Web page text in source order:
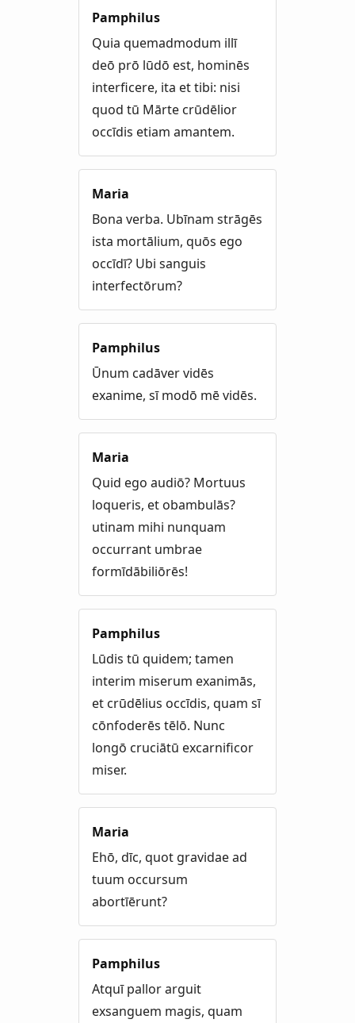
Pamphilus
Quia quemadmodum illī
deō prō lūdō est, hominēs
interficere, ita et tibi: nisi
quod tū Mārte crūdēlior
occīdis etiam amantem.
Maria
Bona verba. Ubīnam strāgēs
ista mortālium, quōs ego
occīdī? Ubi sanguis
interfectōrum?
Pamphilus
Ūnum cadāver vidēs
exanime, sī modō mē vidēs.
Maria
Quid ego audiō? Mortuus
loqueris, et obambulās?
utinam mihi nunquam
occurrant umbrae
formīdābiliōrēs!
Pamphilus
Lūdis tū quidem; tamen
interim miserum exanimās,
et crūdēlius occīdis, quam sī
cōnfoderēs tēlō. Nunc
longō cruciātū excarnificor
miser.
Maria
Ehō, dīc, quot gravidae ad
tuum occursum
abortīērunt?
Pamphilus
Atquī pallor arguit
exsanguem magis, quam